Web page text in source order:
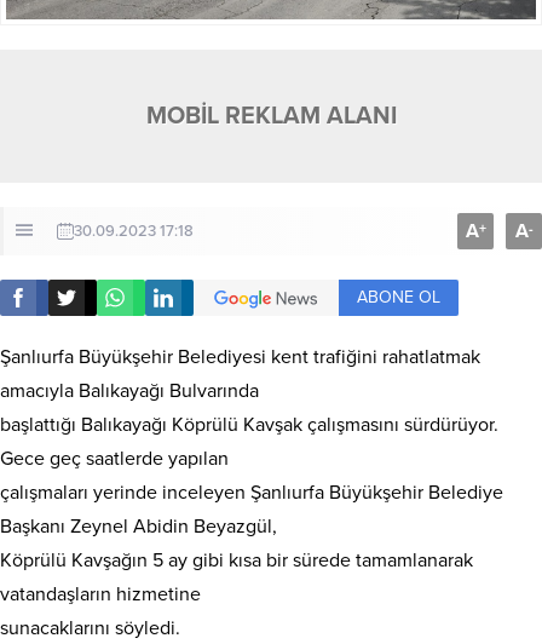
MOBİL REKLAM ALANI
30.09.2023 17:18 A+ A-
ABONE OL
Şanlıurfa Büyükşehir Belediyesi kent trafiğini rahatlatmak
amacıyla Balıkayağı Bulvarında
başlattığı Balıkayağı Köprülü Kavşak çalışmasını sürdürüyor.
Gece geç saatlerde yapılan
çalışmaları yerinde inceleyen Şanlıurfa Büyükşehir Belediye
Başkanı Zeynel Abidin Beyazgül,
Köprülü Kavşağın 5 ay gibi kısa bir sürede tamamlanarak
vatandaşların hizmetine
sunacaklarını söyledi.